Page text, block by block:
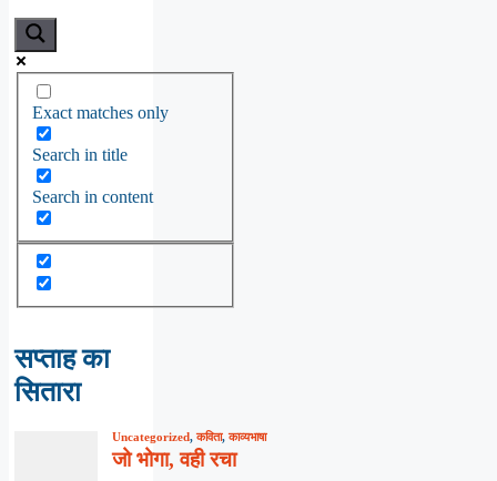
Exact matches only
Search in title
Search in content
सप्ताह का
सितारा
Uncategorized,कविता,काव्यभाषा
जो भोगा, वही रचा